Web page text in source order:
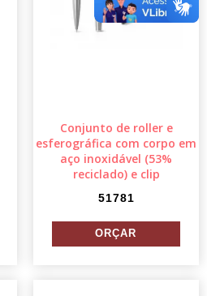
Conjunto de roller e
esferográfica com corpo em
aço inoxidável (53%
reciclado) e clip
51781